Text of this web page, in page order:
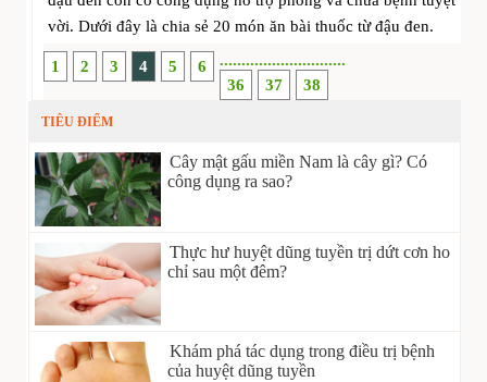
vời. Dưới đây là chia sẻ 20 món ăn bài thuốc từ đậu đen.
1 2 3 4 5 6 .............................
36
37 38
TIÊU ĐIỂM
Cây mật gấu miền Nam là cây gì? Có
công dụng ra sao?
Thực hư huyệt dũng tuyền trị dứt cơn ho
chỉ sau một đêm?
Khám phá tác dụng trong điều trị bệnh
của huyệt dũng tuyền